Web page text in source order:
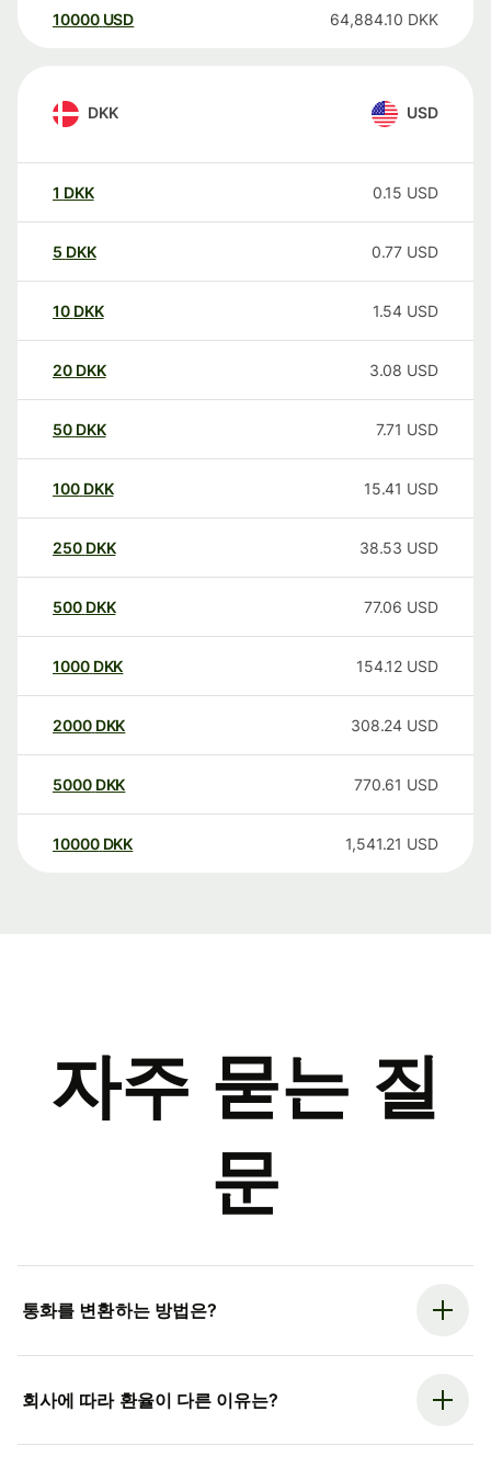
10000 USD 64,884.10 DKK
DKK USD
1 DKK 0.15 USD
5 DKK 0.77 USD
10 DKK 1.54 USD
20 DKK 3.08 USD
50 DKK 7.71 USD
100 DKK 15.41 USD
250 DKK 38.53 USD
500 DKK 77.06 USD
1000 DKK 154.12 USD
2000 DKK 308.24 USD
5000 DKK 770.61 USD
10000 DKK 1,541.21 USD
자주 묻는 질
문
통화를 변환하는 방법은?
회사에 따라 환율이 다른 이유는?